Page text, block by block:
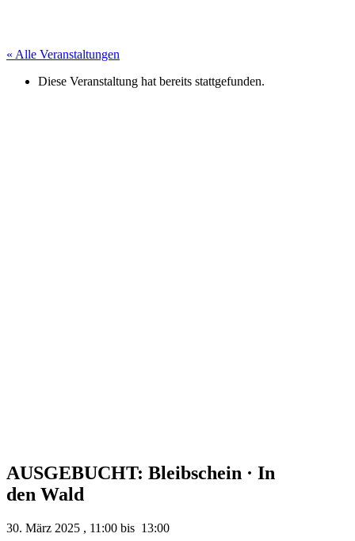
« Alle Veranstaltungen
Diese Veranstaltung hat bereits stattgefunden.
AUSGEBUCHT: Bleibschein · In
den Wald
30. März 2025 , 11:00 bis 13:00